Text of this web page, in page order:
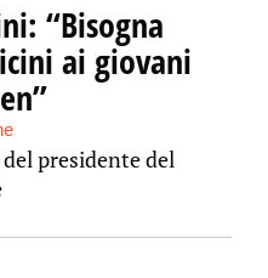
“Bisogna
ai giovani
presidente del